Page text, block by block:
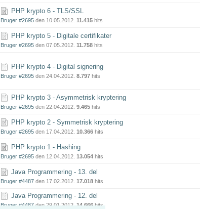
PHP krypto 6 - TLS/SSL
Bruger #2695 den 10.05.2012. 11.415 hits
PHP krypto 5 - Digitale certifikater
Bruger #2695 den 07.05.2012. 11.758 hits
PHP krypto 4 - Digital signering
Bruger #2695 den 24.04.2012. 8.797 hits
PHP krypto 3 - Asymmetrisk kryptering
Bruger #2695 den 22.04.2012. 9.465 hits
PHP krypto 2 - Symmetrisk kryptering
Bruger #2695 den 17.04.2012. 10.366 hits
PHP krypto 1 - Hashing
Bruger #2695 den 12.04.2012. 13.054 hits
Java Programmering - 13. del
Bruger #4487 den 17.02.2012. 17.018 hits
Java Programmering - 12. del
Bruger #4487 den 29.01.2012. 14.666 hits